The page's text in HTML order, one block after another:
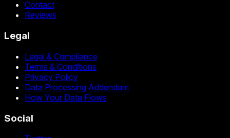
Contact
Reviews
Legal
Legal & Compliance
Terms & Conditions
Privacy Policy
Data Processing Addendum
How Your Data Flows
Social